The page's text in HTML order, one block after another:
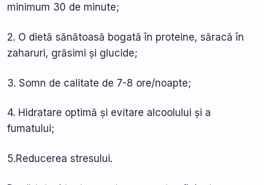
minimum 30 de minute;
2. O dietă sănătoasă bogată în proteine, săracă în
zaharuri, grăsimi și glucide;
3. Somn de calitate de 7-8 ore/noapte;
4. Hidratare optimă și evitare alcoolului și a
fumatului;
5.Reducerea stresului.